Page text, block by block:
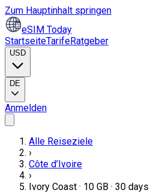
Zum Hauptinhalt springen
eSIM Today
StartseiteTarifeRatgeber
USD
DE
Anmelden
Alle Reiseziele
›
Côte d’Ivoire
›
Ivory Coast · 10 GB · 30 days